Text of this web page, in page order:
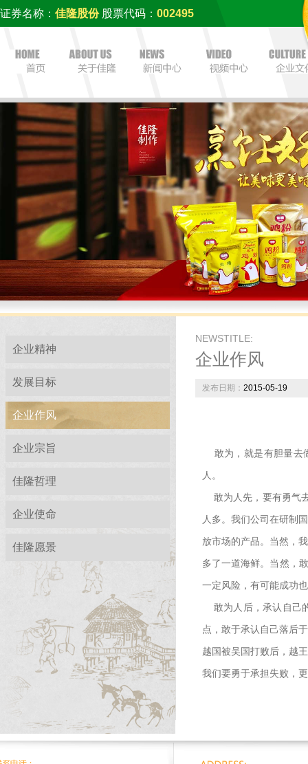
证券名称： 佳隆股份股票代码： 002495
企业精神
发展目标
企业作风
企业宗旨
佳隆哲理
企业使命
佳隆愿景
NEWSTITLE:
企业作风
发布日期： 2015-05-19
敢为，就是有胆量去
人。
敢为人先，要有勇气
人多。我们公司在研制
放市场的产品。当然，
多了一道海鲜。当然，
一定风险，有可能成功
敢为人后，承认自己
点，敢于承认自己落后
越国被吴国打败后，越
我们要勇于承担失败，